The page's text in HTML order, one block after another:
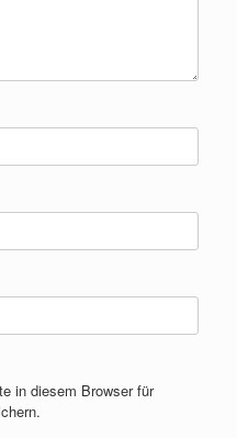
in diesem Browser für